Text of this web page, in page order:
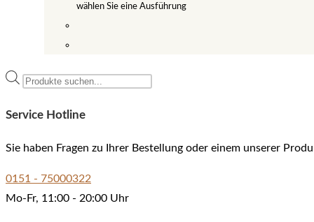
wählen Sie eine Ausführung
weist
Varianten
Optionen
können
Products
Service Hotline
Sie haben Fragen zu Ihrer Bestellung oder einem unserer
0151 - 75000322
Mo-Fr, 11:00 - 20:00 Uhr